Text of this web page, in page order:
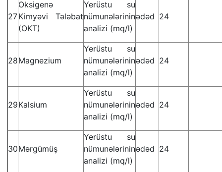
27
Oksigenə
Kimyəvi Tələbat
(OKT)
Yerüstu su
nümunələrinin
analizi (mq/l)
ədəd 24
28Magnezium
Yerüstu su
nümunələrinin
analizi (mq/l)
ədəd 24
29Kalsium
Yerüstu su
nümunələrinin
analizi (mq/l)
ədəd 24
30Mərgümüş
Yerüstu su
nümunələrinin
analizi (mq/l)
ədəd 24